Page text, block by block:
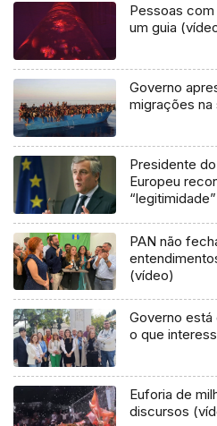
Pessoas
um guia
Governo
migrações
Presidente
Europeu
PAN não
(vídeo)
Governo está
o que
Euforia de
discursos